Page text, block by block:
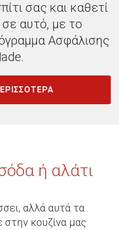
σας και καθετί
αυτό, με το
Ασφάλισης
ή αλάτι
αλλά αυτά τα
στην κουζίνα μας